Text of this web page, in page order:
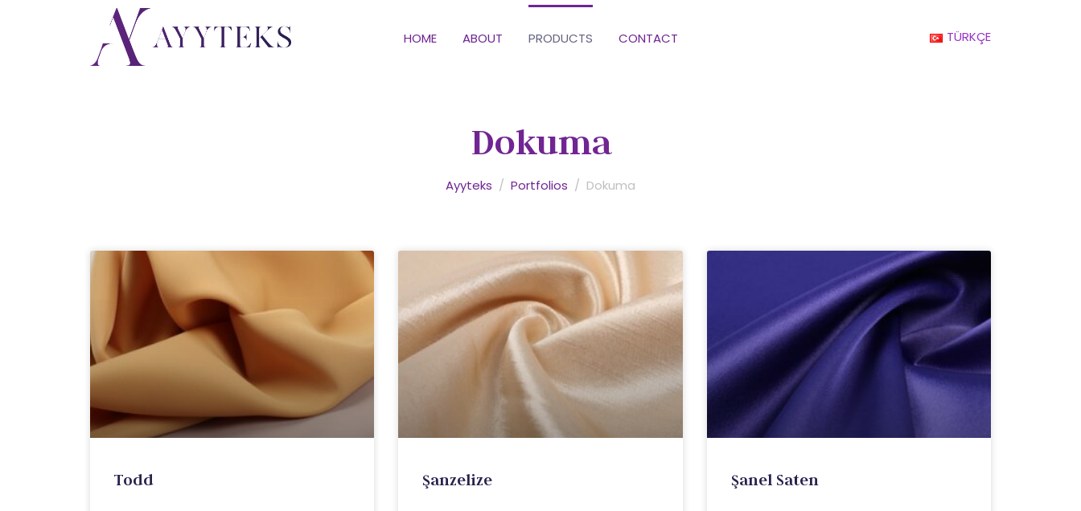
HOME ABOUT PRODUCTS CONTACT TÜRKÇE
Dokuma
Ayyteks / Portfolios / Dokuma
Todd Şanzelize Şanel Saten